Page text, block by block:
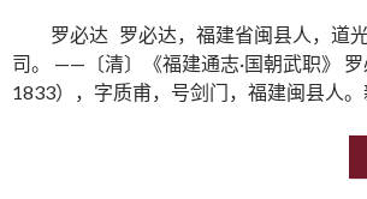
罗必达 罗必达，福建省闽县人，道
司。 ——〔清〕《福建通志·国朝武职》
1833），字质甫，号剑门，福建闽县人